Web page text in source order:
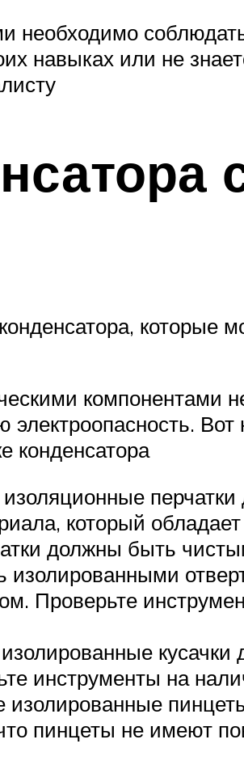
необходимо
навыках или не
компонентами
конденсатора
перчатки
который
должны быть
изолированными
Проверьте
инструменты на
пинцеты не имеют